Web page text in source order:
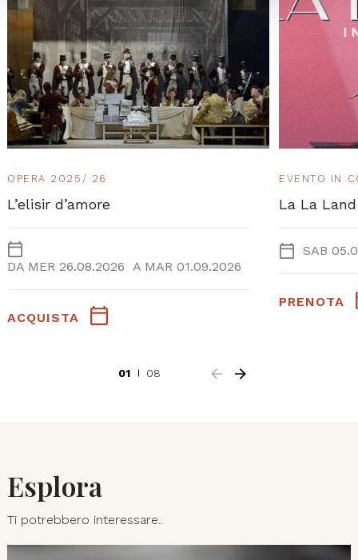
OPERA 2025/ 26
L’elisir d’amore
DA MER 26.08.2026 A MAR 01.09.2026
ACQUISTA
EVENTO IN
La La
SAB
PRENOTA
01 08
Esplora
Ti potrebbero interessare..